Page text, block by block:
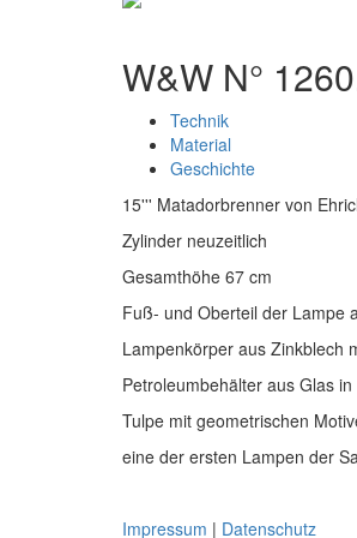
W&W N°
Technik
Material
Geschichte
15''' Matadorbrenner von
Zylinder neuzeitlich
Gesamthöhe 67 cm
Fuß- und Oberteil der Lampe
Lampenkörper aus Zinkblech
Petroleumbehälter aus Glas
Tulpe mit geometrischen
eine der ersten Lampen der
Impressum | Datenschutz